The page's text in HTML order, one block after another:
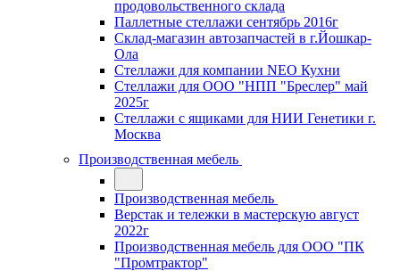
продовольственного склада
Паллетные стеллажи сентябрь 2016г
Склад-магазин автозапчастей в г.Йошкар-
Ола
Стеллажи для компании NEO Кухни
Стеллажи для ООО "НПП "Бреслер" май
2025г
Стеллажи с ящиками для НИИ Генетики г.
Москва
Производственная мебель
Производственная мебель
Верстак и тележки в мастерскую август
2022г
Производственная мебель для ООО "ПК
"Промтрактор"